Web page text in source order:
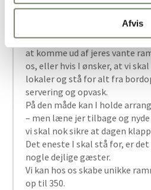
Afvis
Vi vil gerne stå for jeres næste
eller personalearrangement
at komme ud af jeres vante
os, eller hvis I ønsker, at vi
lokaler og stå for alt fra
servering og opvask.
På den måde kan I holde
– men læne jer tilbage og
vi skal nok sikre at dagen
Det eneste I skal stå for, er
nogle dejlige gæster.
Vi kan hos os skabe unikke
op til 350.